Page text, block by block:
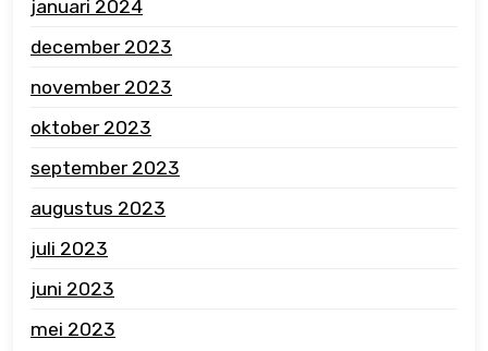
januari 2024
december 2023
november 2023
oktober 2023
september 2023
augustus 2023
juli 2023
juni 2023
mei 2023